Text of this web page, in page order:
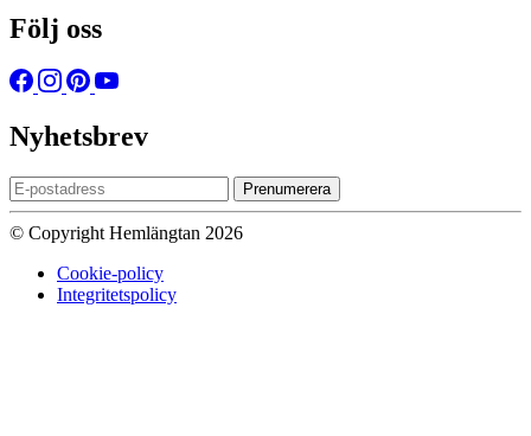
Följ oss
Nyhetsbrev
Prenumerera
© Copyright Hemlängtan 2026
Cookie-policy
Integritetspolicy